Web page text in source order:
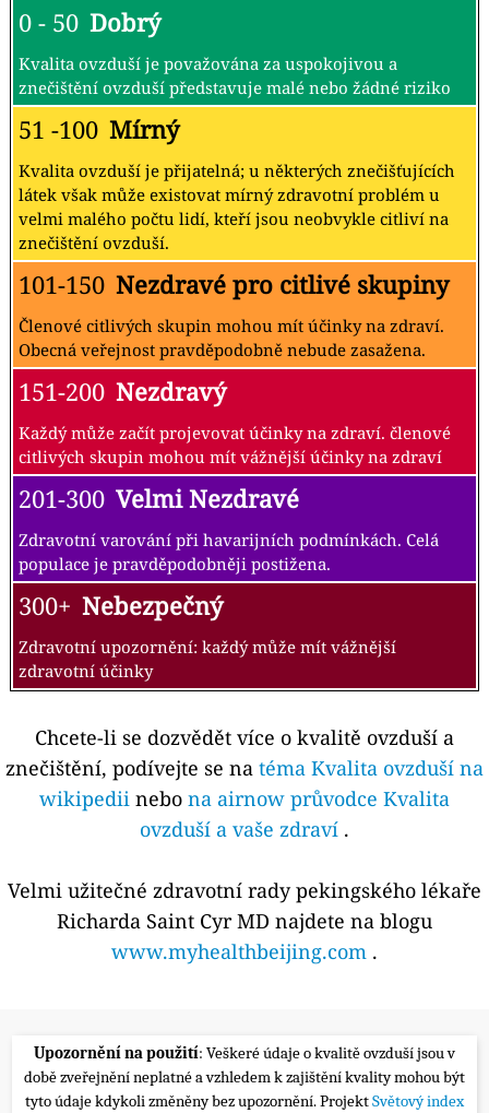
0 - 50 Dobrý
Kvalita ovzduší je považována za uspokojivou a
znečištění ovzduší představuje malé nebo žádné riziko
51 -100 Mírný
Kvalita ovzduší je přijatelná; u některých znečišťujících
látek však může existovat mírný zdravotní problém u
velmi malého počtu lidí, kteří jsou neobvykle citliví na
znečištění ovzduší.
101-150 Nezdravé pro citlivé skupiny
Členové citlivých skupin mohou mít účinky na zdraví.
Obecná veřejnost pravděpodobně nebude zasažena.
151-200 Nezdravý
Každý může začít projevovat účinky na zdraví. členové
citlivých skupin mohou mít vážnější účinky na zdraví
201-300 Velmi Nezdravé
Zdravotní varování při havarijních podmínkách. Celá
populace je pravděpodobněji postižena.
300+ Nebezpečný
Zdravotní upozornění: každý může mít vážnější
zdravotní účinky
Chcete-li se dozvědět více o kvalitě ovzduší a
znečištění, podívejte se na téma Kvalita ovzduší na
wikipedii nebo na airnow průvodce Kvalita
ovzduší a vaše zdraví .
Velmi užitečné zdravotní rady pekingského lékaře
Richarda Saint Cyr MD najdete na blogu
www.myhealthbeijing.com .
Upozornění na použití: Veškeré údaje o kvalitě ovzduší jsou v
době zveřejnění neplatné a vzhledem k zajištění kvality mohou být
tyto údaje kdykoli změněny bez upozornění. ProjektSvětový index